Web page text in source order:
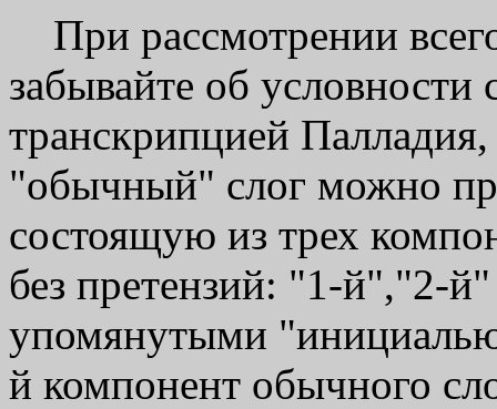
При рассмотрении
забывайте об условности
транскрипцией
"обычный" слог можно
состоящую из трех
без претензий: "1-й","2-
упомянутыми
й компонент обычного